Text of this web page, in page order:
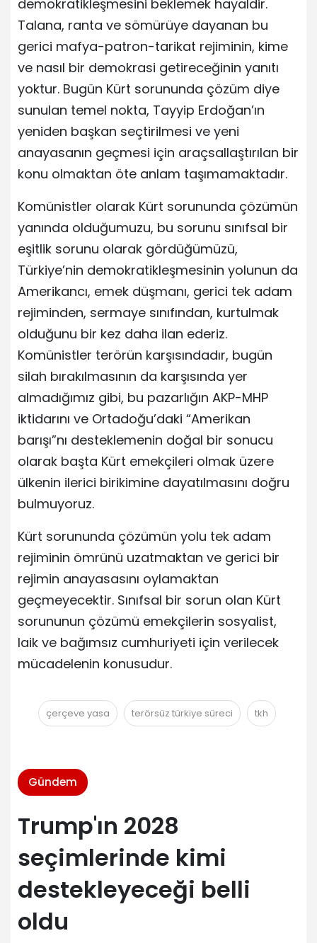
demokratikleşmesini beklemek hayaldir.
Talana, ranta ve sömürüye dayanan bu
gerici mafya-patron-tarikat rejiminin, kime
ve nasıl bir demokrasi getireceğinin yanıtı
yoktur. Bugün Kürt sorununda çözüm diye
sunulan temel nokta, Tayyip Erdoğan’ın
yeniden başkan seçtirilmesi ve yeni
anayasanın geçmesi için araçsallaştırılan bir
konu olmaktan öte anlam taşımamaktadır.
Komünistler olarak Kürt sorununda çözümün
yanında olduğumuzu, bu sorunu sınıfsal bir
eşitlik sorunu olarak gördüğümüzü,
Türkiye’nin demokratikleşmesinin yolunun da
Amerikancı, emek düşmanı, gerici tek adam
rejiminden, sermaye sınıfından, kurtulmak
olduğunu bir kez daha ilan ederiz.
Komünistler terörün karşısındadır, bugün
silah bırakılmasının da karşısında yer
almadığımız gibi, bu pazarlığın AKP-MHP
iktidarını ve Ortadoğu’daki “Amerikan
barışı”nı desteklemenin doğal bir sonucu
olarak başta Kürt emekçileri olmak üzere
ülkenin ilerici birikimine dayatılmasını doğru
bulmuyoruz.
Kürt sorununda çözümün yolu tek adam
rejiminin ömrünü uzatmaktan ve gerici bir
rejimin anayasasını oylamaktan
geçmeyecektir. Sınıfsal bir sorun olan Kürt
sorununun çözümü emekçilerin sosyalist,
laik ve bağımsız cumhuriyeti için verilecek
mücadelenin konusudur.
çerçeve yasa terörsüz türkiye süreci tkh
Gündem
Trump'ın 2028
seçimlerinde kimi
destekleyeceği belli
oldu